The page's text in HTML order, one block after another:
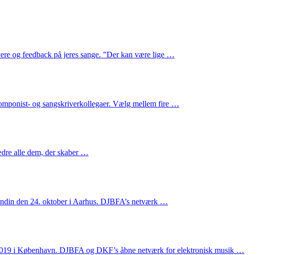
og feedback på jeres sange. ”Der kan være lige …
og sangskriverkollegaer. Vælg mellem fire …
alle dem, der skaber …
den 24. oktober i Aarhus. DJBFA’s netværk …
i København. DJBFA og DKF’s åbne netværk for elektronisk musik …